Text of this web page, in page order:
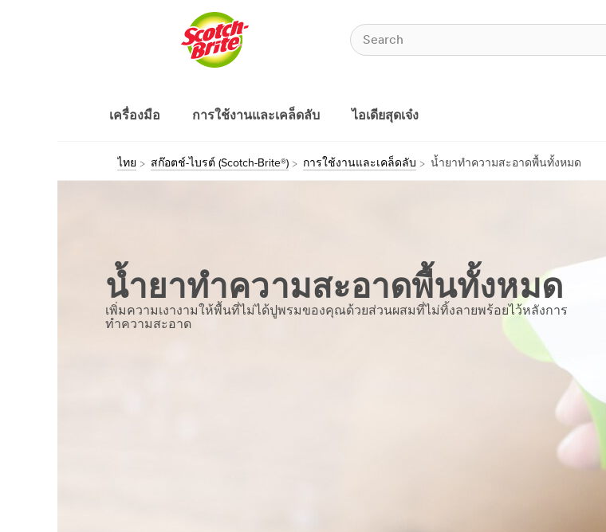
เครื่องมือ การใช้งานและเคล็ดลับ ไอเดียสุดเจ๋ง
ไทย สก๊อตช์-ไบรต์ (Scotch-Brite®) การใช้งานและเคล็ดลับ น้ำยาทำความสะอาดพื้นทั้งหมด
น้ำยาทำความสะอาดพื้นทั้งหมด
เพิ่มความเงางามให้พื้นที่ไม่ได้ปูพรมของคุณด้วยส่วนผสมที่ไม่ทิ้งลายพร้อยไว้หลังการ
ทำความสะอาด